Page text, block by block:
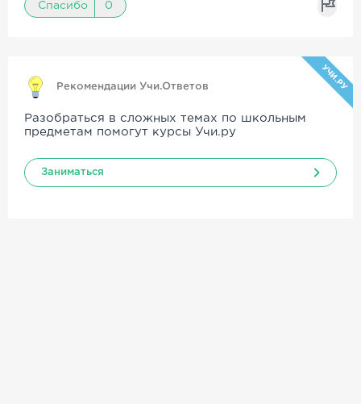
Спасибо 0
Рекомендации Учи.Ответов УЧИ.РУ
Разобраться в сложных темах по школьным
предметам помогут курсы Учи.ру
Заниматься